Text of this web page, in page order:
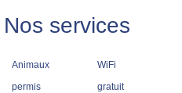
Nos services
Animaux
permis
WiFi
gratuit